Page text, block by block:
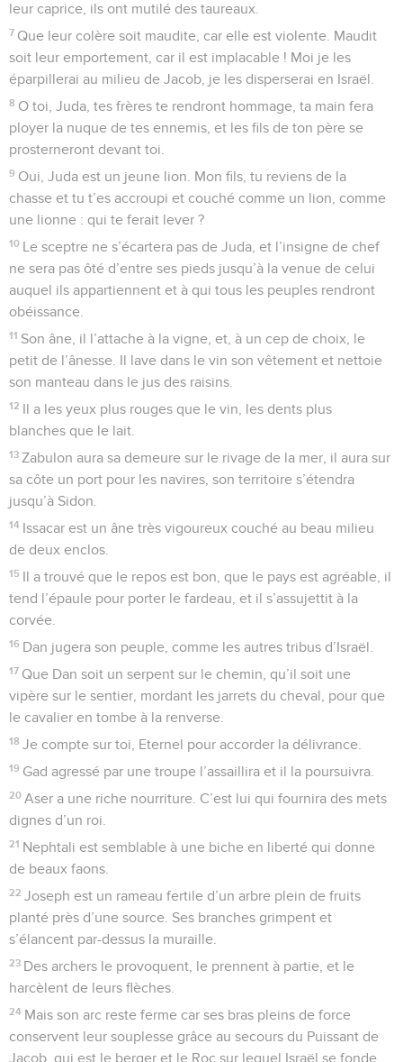
leur caprice, ils ont mutilé des taureaux.
7 Que leur colère soit maudite, car elle est violente. Maudit
soit leur emportement, car il est implacable ! Moi je les
éparpillerai au milieu de Jacob, je les disperserai en Israël.
8 O toi, Juda, tes frères te rendront hommage, ta main fera
ployer la nuque de tes ennemis, et les fils de ton père se
prosterneront devant toi.
9 Oui, Juda est un jeune lion. Mon fils, tu reviens de la
chasse et tu t’es accroupi et couché comme un lion, comme
une lionne : qui te ferait lever ?
10 Le sceptre ne s’écartera pas de Juda, et l’insigne de chef
ne sera pas ôté d’entre ses pieds jusqu’à la venue de celui
auquel ils appartiennent et à qui tous les peuples rendront
obéissance.
11 Son âne, il l’attache à la vigne, et, à un cep de choix, le
petit de l’ânesse. Il lave dans le vin son vêtement et nettoie
son manteau dans le jus des raisins.
12 Il a les yeux plus rouges que le vin, les dents plus
blanches que le lait.
13 Zabulon aura sa demeure sur le rivage de la mer, il aura sur
sa côte un port pour les navires, son territoire s’étendra
jusqu’à Sidon.
14 Issacar est un âne très vigoureux couché au beau milieu
de deux enclos.
15 Il a trouvé que le repos est bon, que le pays est agréable, il
tend l’épaule pour porter le fardeau, et il s’assujettit à la
corvée.
16 Dan jugera son peuple, comme les autres tribus d’Israël.
17 Que Dan soit un serpent sur le chemin, qu’il soit une
vipère sur le sentier, mordant les jarrets du cheval, pour que
le cavalier en tombe à la renverse.
18 Je compte sur toi, Eternel pour accorder la délivrance.
19 Gad agressé par une troupe l’assaillira et il la poursuivra.
20 Aser a une riche nourriture. C’est lui qui fournira des mets
dignes d’un roi.
21 Nephtali est semblable à une biche en liberté qui donne
de beaux faons.
22 Joseph est un rameau fertile d’un arbre plein de fruits
planté près d’une source. Ses branches grimpent et
s’élancent par-dessus la muraille.
23 Des archers le provoquent, le prennent à partie, et le
harcèlent de leurs flèches.
24 Mais son arc reste ferme car ses bras pleins de force
conservent leur souplesse grâce au secours du Puissant de
Jacob, qui est le berger et le Roc sur lequel Israël se fonde.